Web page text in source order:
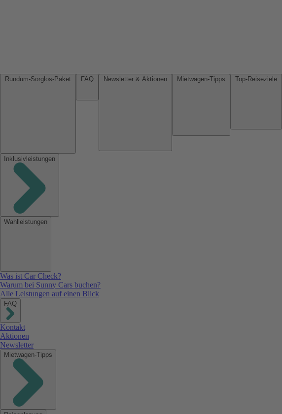
Inklusivleistungen
Wahlleistungen
Was ist Car Check?
Warum bei Sunny Cars buchen?
Alle Leistungen auf einen Blick
FAQ
Kontakt
Aktionen
Newsletter
Mietwagen-Tipps